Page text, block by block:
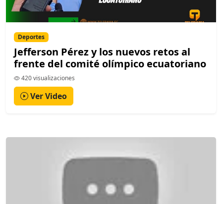
Deportes
Jefferson Pérez y los nuevos retos al
frente del comité olímpico ecuatoriano
420 visualizaciones
Ver Video